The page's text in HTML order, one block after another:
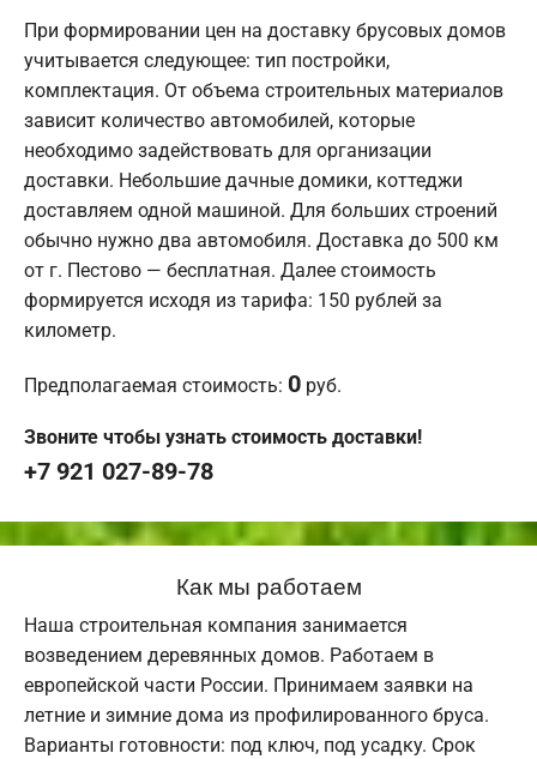
При формировании цен на доставку брусовых домов
учитывается следующее: тип постройки,
комплектация. От объема строительных материалов
зависит количество автомобилей, которые
необходимо задействовать для организации
доставки. Небольшие дачные домики, коттеджи
доставляем одной машиной. Для больших строений
обычно нужно два автомобиля. Доставка до 500 км
от г. Пестово — бесплатная. Далее стоимость
формируется исходя из тарифа: 150 рублей за
километр.
Предполагаемая стоимость: 0 руб.
Звоните чтобы узнать стоимость доставки!
+7 921 027-89-78
Как мы работаем
Наша строительная компания занимается
возведением деревянных домов. Работаем в
европейской части России. Принимаем заявки на
летние и зимние дома из профилированного бруса.
Варианты готовности: под ключ, под усадку. Срок